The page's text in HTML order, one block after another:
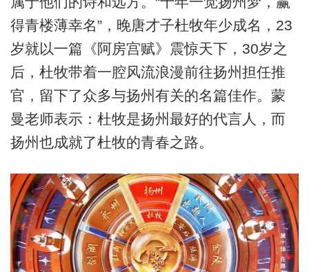
得青楼薄幸名”，晚唐才子杜牧年少成名，23
岁就以一篇《阿房宫赋》震惊天下，30岁之
后，杜牧带着一腔风流浪漫前往扬州担任推
官，留下了众多与扬州有关的名篇佳作。蒙
曼老师表示：杜牧是扬州最好的代言人，而
扬州也成就了杜牧的青春之路。